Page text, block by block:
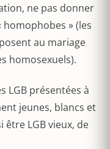
ne pas donner
» (les
au mariage
homosexuels).
LGB présentées à
jeunes, blancs et
être LGB vieux, de